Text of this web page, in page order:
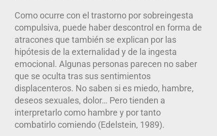
Como ocurre con el trastorno por sobreingesta
compulsiva, puede haber descontrol en forma de
atracones que también se explican por las
hipótesis de la externalidad y de la ingesta
emocional. Algunas personas parecen no saber
que se oculta tras sus sentimientos
displacenteros. No saben si es miedo, hambre,
deseos sexuales, dolor… Pero tienden a
interpretarlo como hambre y por tanto
combatirlo comiendo (Edelstein, 1989).